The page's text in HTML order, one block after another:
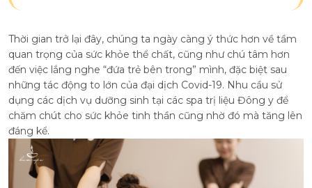
Thời gian trở lại đây, chúng ta ngày càng ý thức hơn về tầm
quan trọng của sức khỏe thể chất, cũng như chú tâm hơn
đến việc lắng nghe “đứa trẻ bên trong” mình, đặc biệt sau
những tác động to lớn của đại dịch Covid-19. Nhu cầu sử
dụng các dịch vụ dưỡng sinh tại các spa trị liệu Đông y để
chăm chút cho sức khỏe tinh thần cũng nhờ đó mà tăng lên
đáng kể.